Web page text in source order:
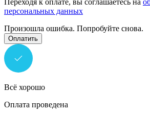
Переходя к оплате, вы соглашаетесь на
персональных данных
Произошла ошибка. Попробуйте снова.
Оплатить
Всё хорошо
Оплата проведена